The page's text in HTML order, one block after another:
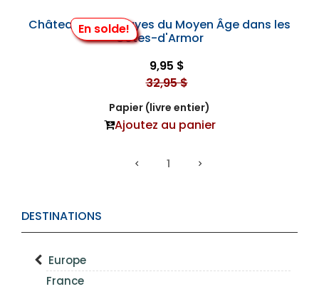
DESTINATIONS
Europe
France
En solde!
Châteaux et Abbayes du Moyen Âge dans les
Côtes-d'Armor
9,95 $
32,95 $
Papier (livre entier)
Ajoutez au panier
1